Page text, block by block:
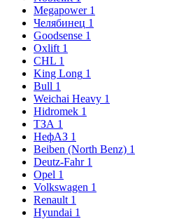
Megapower 1
Челябинец 1
Goodsense 1
Oxlift 1
CHL 1
King Long 1
Bull 1
Weichai Heavy 1
Hidromek 1
ТЗА 1
НефАЗ 1
Beiben (North Benz) 1
Deutz-Fahr 1
Opel 1
Volkswagen 1
Renault 1
Hyundai 1